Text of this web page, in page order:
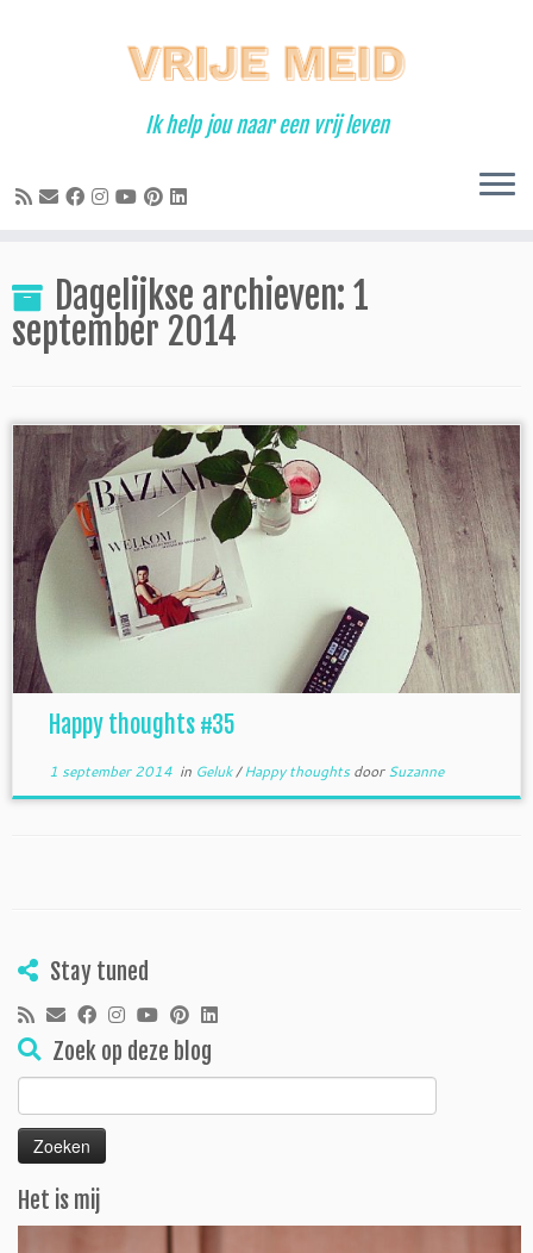
Ik help jou naar een vrij leven
Dagelijkse archieven: 1
september 2014
Happy thoughts #35
1 september 2014in Geluk/Happy thoughtsdoorSuzanne
Stay tuned
Zoek op deze blog
Zoeken
naar:
Het is mij